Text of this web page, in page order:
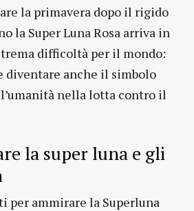
la primavera dopo il rigido
la Super Luna Rosa arriva in
difficoltà per il mondo:
diventare anche il simbolo
nella lotta contro il
la super luna e gli
per ammirare la Superluna